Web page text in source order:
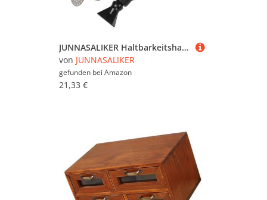
JUNNASALIKER Haltbarkeitshandbuch Harz Resin Harzfilter Trichter Für Die Einfache Bedienung Starker Kompatibilität Für Verschiedene 3D Drucker
von JUNNASALIKER
gefunden bei Amazon
21,33 €